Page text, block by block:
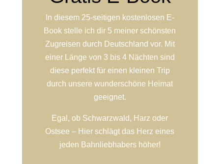
In diesem 25-seitigen kostenlosen E-
Book stelle ich dir 5 meiner schönsten
Zugreisen durch Deutschland vor. Mit
einer Länge von 3 bis 4 Nächten sind
diese perfekt für einen kleinen Trip
durch unsere wunderschöne Heimat
geeignet.
Egal, ob Schwarzwald, Harz oder
Ostsee – Hier schlägt das Herz eines
jeden Bahnliebhabers höher!